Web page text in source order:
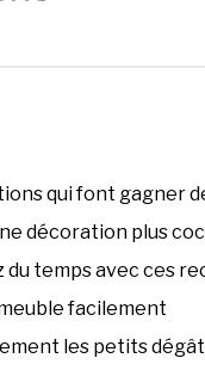
qui font gagner
décoration plus
du temps avec ces
facilement
les petits